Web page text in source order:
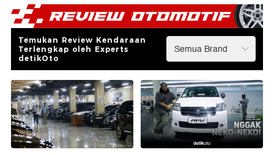
Temukan Review Kendaraan
Terlengkap oleh Experts
detikOto